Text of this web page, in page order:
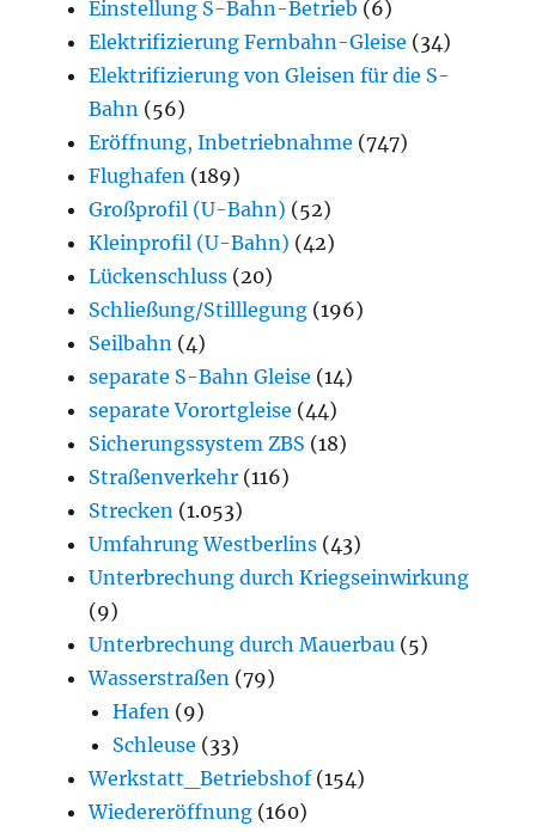
Einstellung S-Bahn-Betrieb (6)
Elektrifizierung Fernbahn-Gleise (34)
Elektrifizierung von Gleisen für die S-
Bahn (56)
Eröffnung, Inbetriebnahme (747)
Flughafen (189)
Großprofil (U-Bahn) (52)
Kleinprofil (U-Bahn) (42)
Lückenschluss (20)
Schließung/Stilllegung (196)
Seilbahn (4)
separate S-Bahn Gleise (14)
separate Vorortgleise (44)
Sicherungssystem ZBS (18)
Straßenverkehr (116)
Strecken (1.053)
Umfahrung Westberlins (43)
Unterbrechung durch Kriegseinwirkung
(9)
Unterbrechung durch Mauerbau (5)
Wasserstraßen (79)
Hafen (9)
Schleuse (33)
Werkstatt_Betriebshof(154)
Wiedereröffnung (160)